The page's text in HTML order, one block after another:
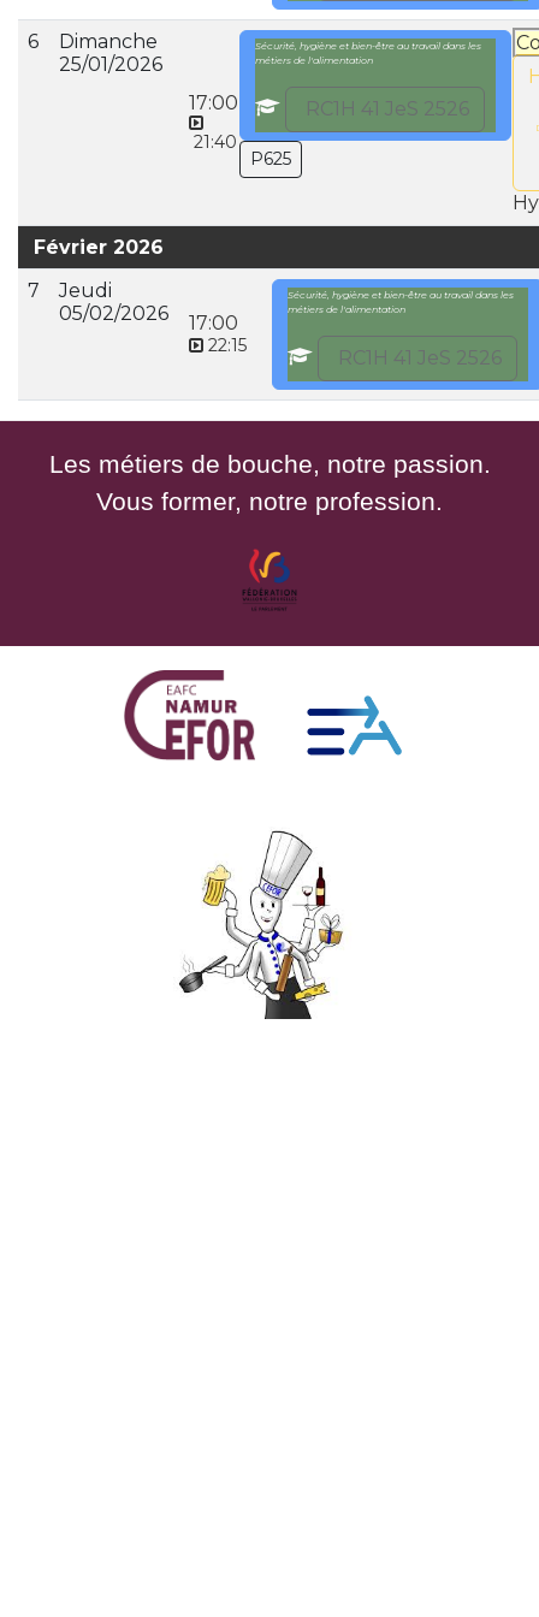
6
Dimanche
25/01/2026
17:00
21:40
Sécurité, hygiène et bien-être au travail dans les
métiers de l'alimentation
RC1H 41 JeS 2526
P625
Février 2026
7
Jeudi
05/02/2026
17:00
22:15
Sécurité, hygiène et bien-être au travail dans les
métiers de l'alimentation
RC1H 41 JeS 2526
Les métiers de bouche, notre passion.
Vous former, notre profession.